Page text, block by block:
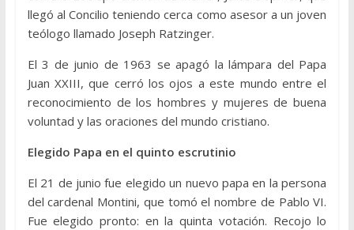
llegó al Concilio teniendo cerca como asesor a un joven
teólogo llamado Joseph Ratzinger.
El 3 de junio de 1963 se apagó la lámpara del Papa
Juan XXIII, que cerró los ojos a este mundo entre el
reconocimiento de los hombres y mujeres de buena
voluntad y las oraciones del mundo cristiano.
Elegido Papa en el quinto escrutinio
El 21 de junio fue elegido un nuevo papa en la persona
del cardenal Montini, que tomó el nombre de Pablo VI.
Fue elegido pronto: en la quinta votación. Recojo lo